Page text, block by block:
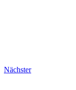
Nächster